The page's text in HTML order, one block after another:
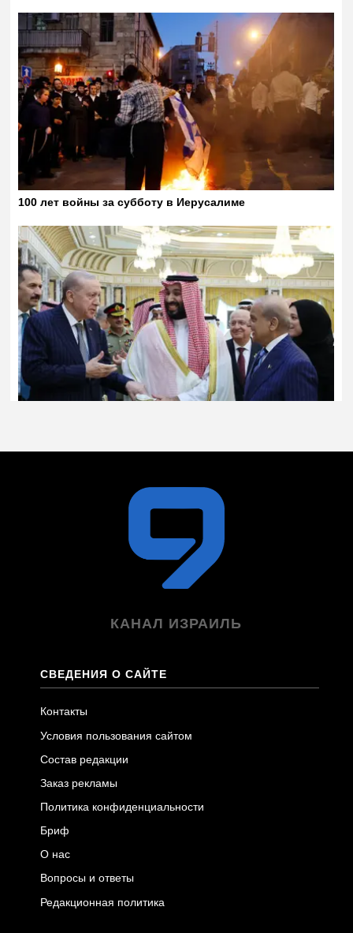
КАНАЛ ИЗРАИЛЬ
СВЕДЕНИЯ О САЙТЕ
Контакты
Условия пользования сайтом
Состав редакции
Заказ рекламы
Политика конфиденциальности
Бриф
О нас
Вопросы и ответы
Редакционная политика